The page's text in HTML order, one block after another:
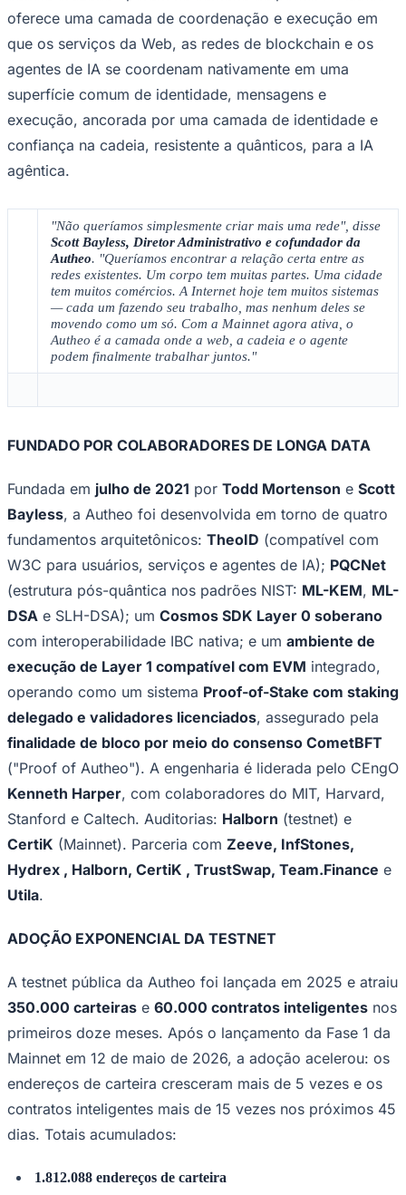
Anuncie Regional
Guia de Empresas
Vagas na Região
Hub de Negócios
Guia Comercial
Selo Verificado
Portal Educacional
Agenda de Vestibulares
Vagas de Emprego
Panorama Econômico
Para Sua Empresa
Anuncie no Portal
Verificar EmpresaNovo
Anunciar VagasNovo
Publicidade Legal
NFL
UFC
Tênis (ATP)
NHL
Vôlei
NBB
Competições de Futebol
Brasileirão Série A
Brasileirão Série B
Copa do Brasil
Libertadores
Sul-Americana
Copa América
Champions League
Premier League
La Liga
Bundesliga
Mundial 2026
oferece uma camada de coordenação e execução em
que os serviços da Web, as redes de blockchain e os
agentes de IA se coordenam nativamente em uma
superfície comum de identidade, mensagens e
execução, ancorada por uma camada de identidade e
confiança na cadeia, resistente a quânticos, para a IA
agêntica.
"Não queríamos simplesmente criar mais uma rede", disse
Scott Bayless, Diretor Administrativo e cofundador da
Autheo. "Queríamos encontrar a relação certa entre as
redes existentes. Um corpo tem muitas partes. Uma cidade
tem muitos comércios. A Internet hoje tem muitos sistemas
— cada um fazendo seu trabalho, mas nenhum deles se
movendo como um só. Com a Mainnet agora ativa, o
Autheo é a camada onde a web, a cadeia e o agente
podem finalmente trabalhar juntos."
FUNDADO POR COLABORADORES DE LONGA DATA
Fundada em julho de 2021 por Todd Mortenson e Scott
Bayless, a Autheo foi desenvolvida em torno de quatro
fundamentos arquitetônicos: TheoID (compatível com
W3C para usuários, serviços e agentes de IA); PQCNet
(estrutura pós-quântica nos padrões NIST: ML-KEM, ML-
DSA e SLH-DSA); um Cosmos SDK Layer 0 soberano
com interoperabilidade IBC nativa; e um ambiente de
execução de Layer 1 compatível com EVM integrado,
operando como um sistema Proof-of-Stake com staking
delegado e validadores licenciados, assegurado pela
finalidade de bloco por meio do consenso CometBFT
("Proof of Autheo"). A engenharia é liderada pelo CEngO
Kenneth Harper, com colaboradores do MIT, Harvard,
Stanford e Caltech. Auditorias: Halborn (testnet) e
CertiK (Mainnet). Parceria com Zeeve, InfStones,
Hydrex , Halborn, CertiK , TrustSwap, Team.Finance e
Utila.
ADOÇÃO EXPONENCIAL DA TESTNET
A testnet pública da Autheo foi lançada em 2025 e atraiu
350.000 carteiras e 60.000 contratos inteligentes nos
primeiros doze meses. Após o lançamento da Fase 1 da
Mainnet em 12 de maio de 2026, a adoção acelerou: os
endereços de carteira cresceram mais de 5 vezes e os
contratos inteligentes mais de 15 vezes nos próximos 45
dias. Totais acumulados:
1.812.088 endereços de carteira